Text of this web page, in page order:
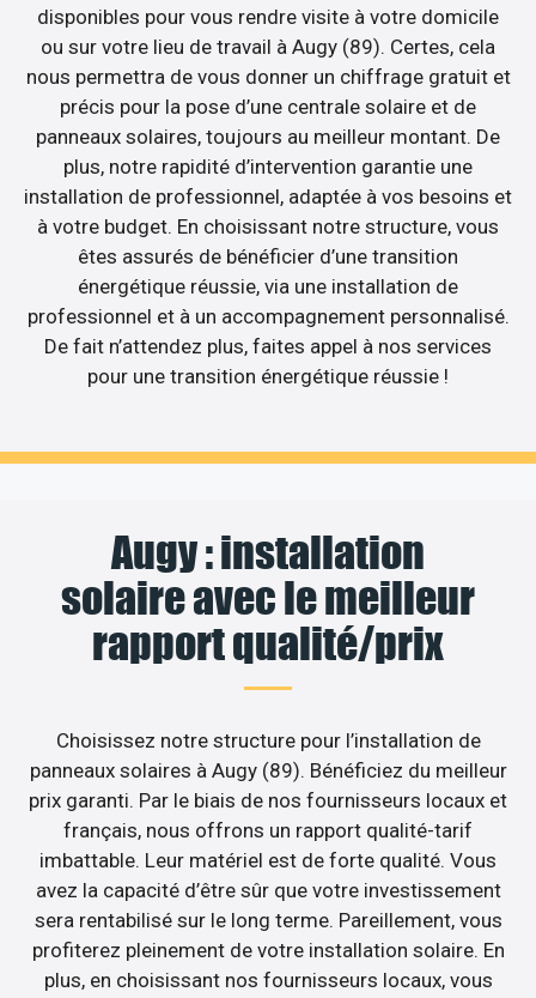
disponibles pour vous rendre visite à votre domicile
ou sur votre lieu de travail à Augy (89). Certes, cela
nous permettra de vous donner un chiffrage gratuit et
précis pour la pose d’une centrale solaire et de
panneaux solaires, toujours au meilleur montant. De
plus, notre rapidité d’intervention garantie une
installation de professionnel, adaptée à vos besoins et
à votre budget. En choisissant notre structure, vous
êtes assurés de bénéficier d’une transition
énergétique réussie, via une installation de
professionnel et à un accompagnement personnalisé.
De fait n’attendez plus, faites appel à nos services
pour une transition énergétique réussie !
Augy : installation
solaire avec le meilleur
rapport qualité/prix
Choisissez notre structure pour l’installation de
panneaux solaires à Augy (89). Bénéficiez du meilleur
prix garanti. Par le biais de nos fournisseurs locaux et
français, nous offrons un rapport qualité-tarif
imbattable. Leur matériel est de forte qualité. Vous
avez la capacité d’être sûr que votre investissement
sera rentabilisé sur le long terme. Pareillement, vous
profiterez pleinement de votre installation solaire. En
plus, en choisissant nos fournisseurs locaux, vous